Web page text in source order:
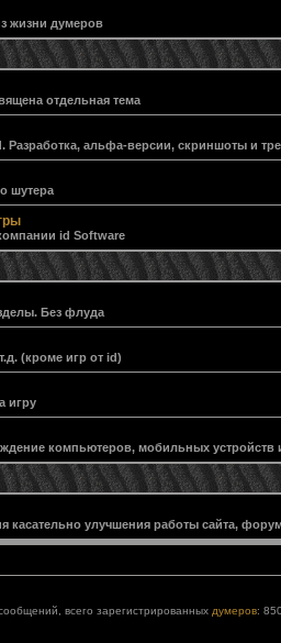
жизни думеров
отдельная тема
Разработка, альфа-версии, скриншоты и
шутера
id Software
Без флуда
(кроме игр от id)
игру
компьютеров, мобильных устройств
касательно улучшения работы сайта,
всего зарегистрированных думеров: